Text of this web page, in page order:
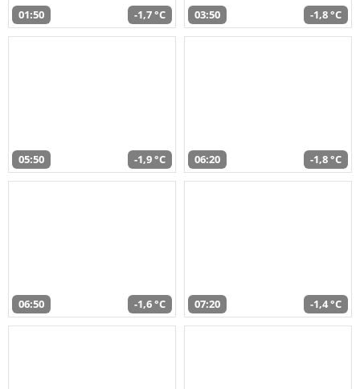
01:50 -1,7 °C 03:50 -1,8 °C
05:50 -1,9 °C 06:20 -1,8 °C
06:50 -1,6 °C 07:20 -1,4 °C